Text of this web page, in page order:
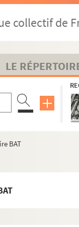
collectif de
LE
BAT